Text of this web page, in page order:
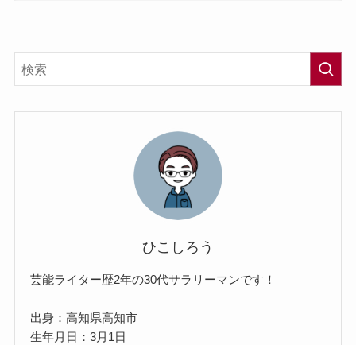
ひこしろう
芸能ライター歴2年の30代サラリーマンです！
出身：高知県高知市
生年月日：3月1日